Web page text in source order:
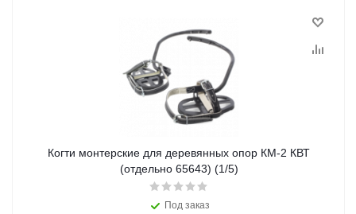
Когти монтерские для деревянных опор КМ-2 КВТ
(отдельно 65643) (1/5)
Под заказ